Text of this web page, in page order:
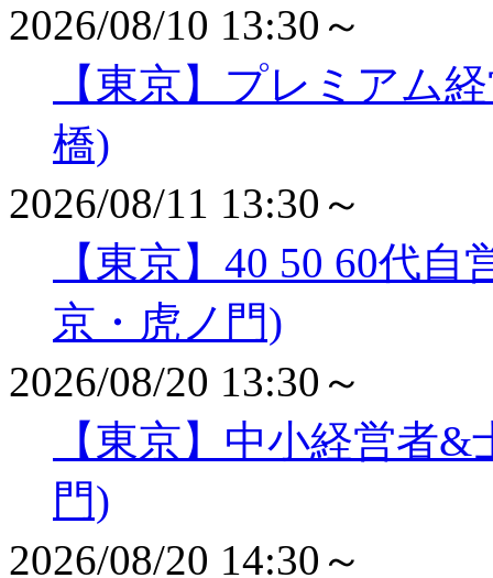
2026/08/10 13:30～
【東京】プレミアム
橋)
2026/08/11 13:30～
【東京】40 50 60代
京・虎ノ門)
2026/08/20 13:30～
【東京】中小経営者
門)
2026/08/20 14:30～